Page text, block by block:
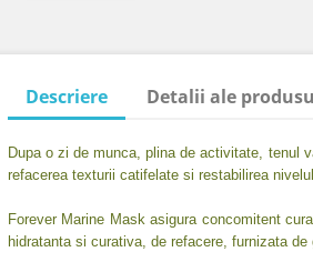
Descriere Detalii ale
Dupa o zi de munca, plina de activitate, tenul
refacerea texturii catifelate si restabilirea
Forever Marine Mask asigura concomitent
hidratanta si curativa, de refacere, furnizata